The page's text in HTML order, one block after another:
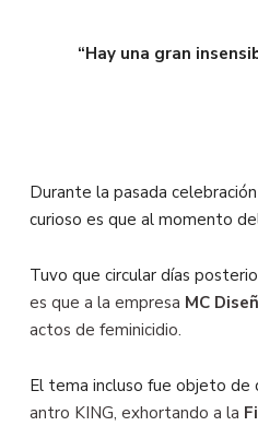
“Hay una gran
Durante la pasada
curioso es que al momento
Tuvo que circular días
es que a la empresa MC
actos de feminicidio.
El tema incluso fue objeto
antro KING, exhortando a la